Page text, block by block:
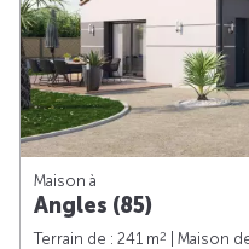
Maison à
Angles (85)
Terrain de : 241 m2 | Maison